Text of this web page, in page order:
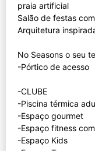
praia artificial
Salão de festas
Arquitetura
No Seasons o seu
-Pórtico de acesso
-CLUBE
-Piscina térmica
-Espaço gourmet
-Espaço fitness
-Espaço Kids